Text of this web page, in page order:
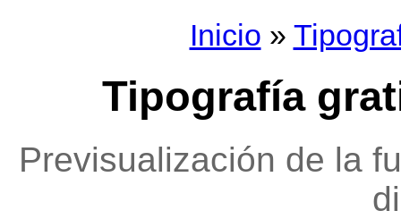
Inicio »
Tipografía
Previsualización de la